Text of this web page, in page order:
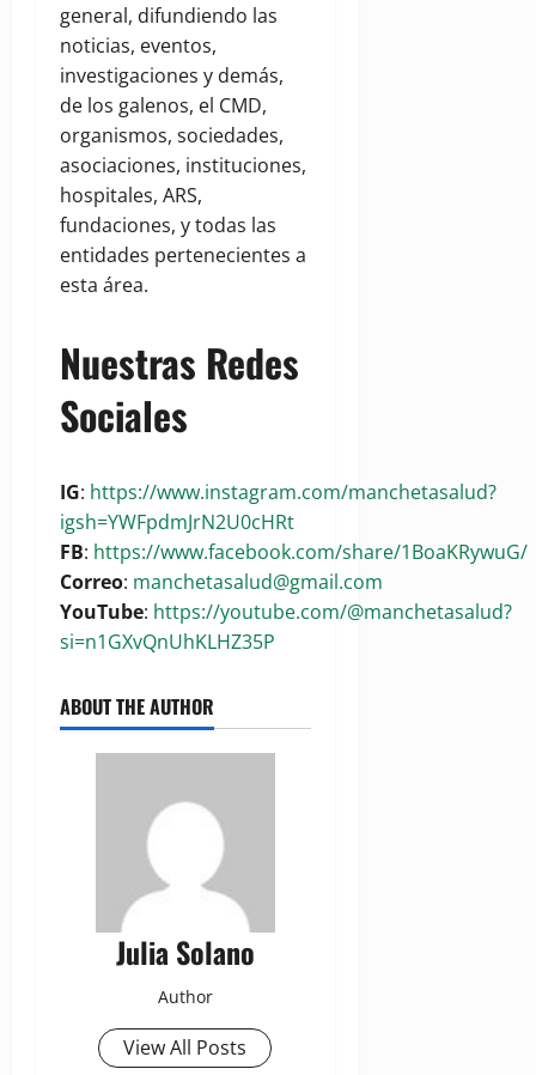
general, difundiendo las
noticias, eventos,
investigaciones y demás,
de los galenos, el CMD,
organismos, sociedades,
asociaciones, instituciones,
hospitales, ARS,
fundaciones, y todas las
entidades pertenecientes a
esta área.
Nuestras Redes
Sociales
IG: https://www.instagram.com/manchetasalud?
igsh=YWFpdmJrN2U0cHRt
FB: https://www.facebook.com/share/1BoaKRywuG/
Correo: manchetasalud@gmail.com
YouTube: https://youtube.com/@manchetasalud?
si=n1GXvQnUhKLHZ35P
ABOUT THE AUTHOR
Julia Solano
Author
View All Posts